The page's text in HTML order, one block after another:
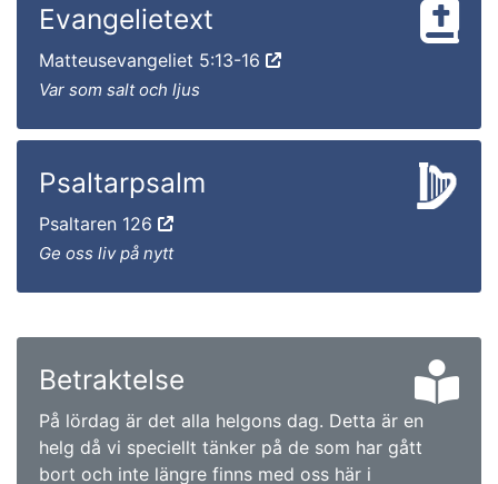
Evangelietext
Matteusevangeliet 5:13-16
Var som salt och ljus
Psaltarpsalm
Psaltaren 126
Ge oss liv på nytt
Betraktelse
På lördag är det alla helgons dag. Detta är en
helg då vi speciellt tänker på de som har gått
bort och inte längre finns med oss här i